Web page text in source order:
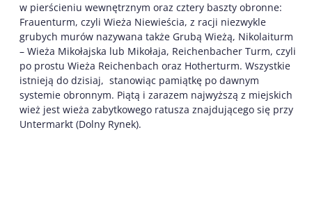
w pierścieniu wewnętrznym oraz cztery baszty obronne:
Frauenturm, czyli Wieża Niewieścia, z racji niezwykle
grubych murów nazywana także Grubą Wieżą, Nikolaiturm
– Wieża Mikołajska lub Mikołaja, Reichenbacher Turm, czyli
po prostu Wieża Reichenbach oraz Hotherturm. Wszystkie
istnieją do dzisiaj, stanowiąc pamiątkę po dawnym
systemie obronnym. Piątą i zarazem najwyższą z miejskich
wież jest wieża zabytkowego ratusza znajdującego się przy
Untermarkt (Dolny Rynek).